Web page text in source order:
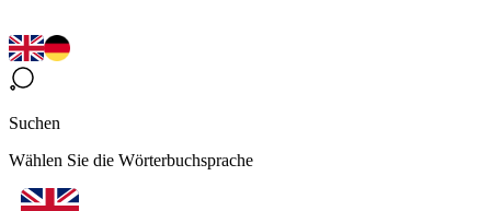
Suchen
Wählen Sie die Wörterbuchsprache